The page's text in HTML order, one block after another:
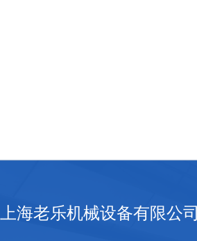
上海老乐机械设备有限公司